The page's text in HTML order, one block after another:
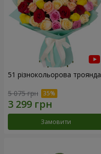
51 різнокольорова троянда
5 075 грн
Замовити